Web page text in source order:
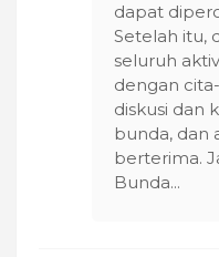
dapat
Setelah itu,
seluruh
dengan
diskusi dan
bunda, dan
berterima.
Bunda...